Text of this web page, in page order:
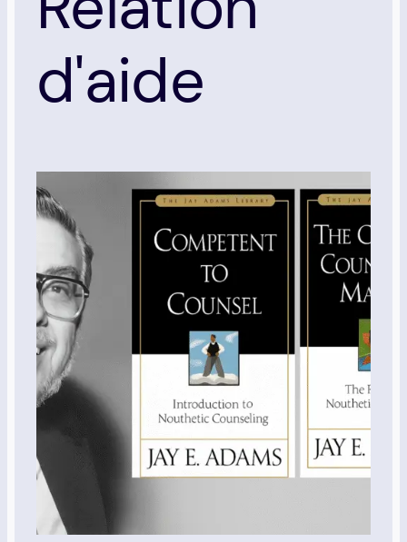
d'aide